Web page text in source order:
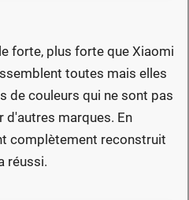
forte, plus forte que Xiaomi
toutes mais elles
de couleurs qui ne sont pas
marques. En
complètement reconstruit
réussi.